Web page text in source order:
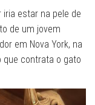
estar na pele de
de um jovem
em Nova York, na
que contrata o gato